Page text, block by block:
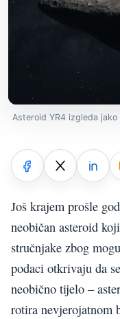
Asteroid YR4 izgleda
Još krajem prošle
neobičan asteroid
stručnjake zbog
podaci otkrivaju da
neobično tijelo –
rotira nevjerojatnom